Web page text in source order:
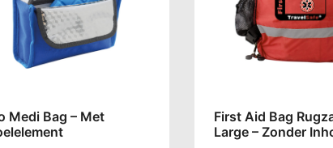
Medi Bag – Met
First Aid Bag
Large – Zonder